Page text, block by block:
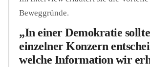
Beweggründe.
„In einer Demokratie
einzelner Konzern
welche Information wir